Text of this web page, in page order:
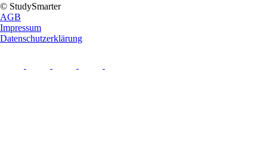
© StudySmarter
AGB
Impressum
Datenschutzerklärung